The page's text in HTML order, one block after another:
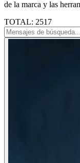
de la marca y las
TOTAL: 2517